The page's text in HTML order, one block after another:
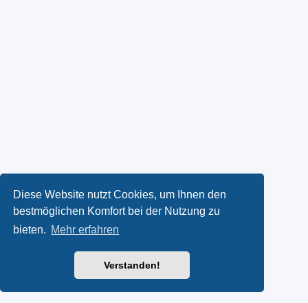
Diese Website nutzt Cookies, um Ihnen den
bestmöglichen Komfort bei der Nutzung zu
bieten. Mehr erfahren
Verstanden!